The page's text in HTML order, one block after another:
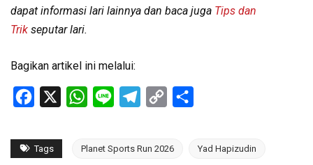
dapat informasi lari lainnya dan baca juga Tips dan
Trik seputar lari.
Bagikan artikel ini melalui:
Facebook WhatsApp
Line Telegram
Copy
Tags Planet Sports Run 2026 Yad Hapizudin